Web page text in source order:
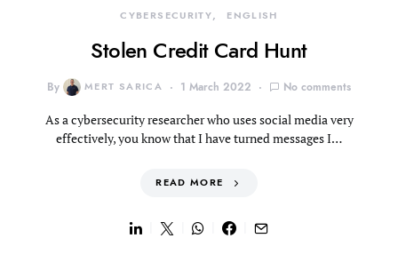
CYBERSECURITY ENGLISH
Stolen Credit Card Hunt
By MERT SARICA 1 March 2022 No comments
As a cybersecurity researcher who uses social media very
effectively, you know that I have turned messages I…
READ MORE